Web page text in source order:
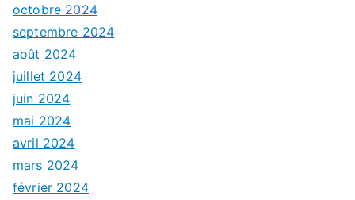
octobre 2024
septembre 2024
août 2024
juillet 2024
juin 2024
mai 2024
avril 2024
mars 2024
février 2024